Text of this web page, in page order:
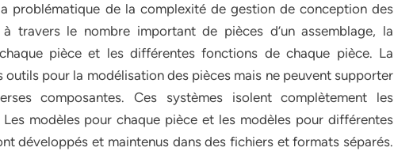
problématique de la complexité de gestion de conception des
travers le nombre important de pièces d’un assemblage, la
pièce et les différentes fonctions de chaque pièce. La
pour la modélisation des pièces mais ne peuvent supporter
composantes. Ces systèmes isolent complètement les
modèles pour chaque pièce et les modèles pour différentes
développés et maintenus dans des fichiers et formats séparés.